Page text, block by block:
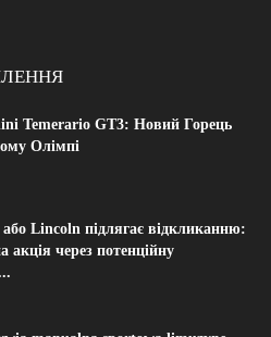
Temerario GT3: Новий Горець
Олімпі
Lincoln підлягає відкликанню:
акція через потенційну